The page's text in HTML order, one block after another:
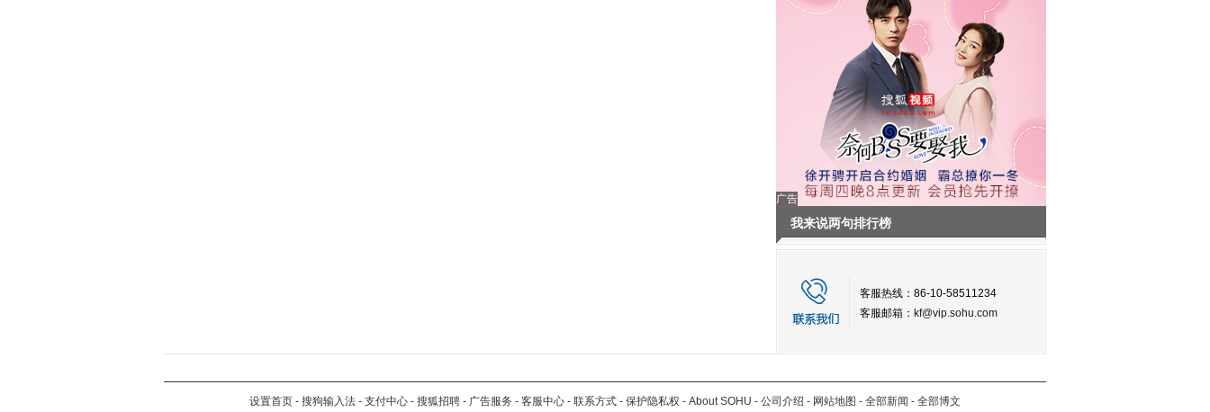
广告
我来说两句排行榜
客服热线：86-10-58511234
客服邮箱： kf@vip.sohu.com
设置首页 - 搜狗输入法 - 支付中心 - 搜狐招聘 - 广告服务 - 客服中心 - 联系方式 - 保护隐私权 - About SOHU - 公司介绍 - 网站地图 - 全部新闻 - 全部博文